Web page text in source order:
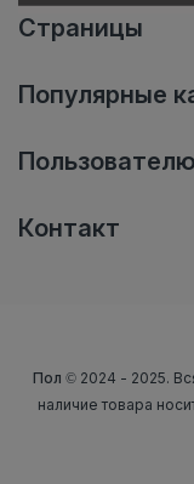
Страницы
Популярные
Пользователю
Контакт
Пол © 2024 - 2025.
наличие товара